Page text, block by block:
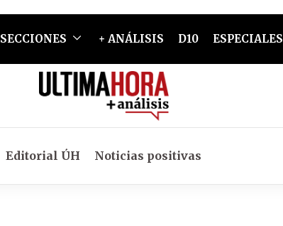
SECCIONES + ANÁLISIS D10 ESPECIALES
Editorial ÚH Noticias positivas